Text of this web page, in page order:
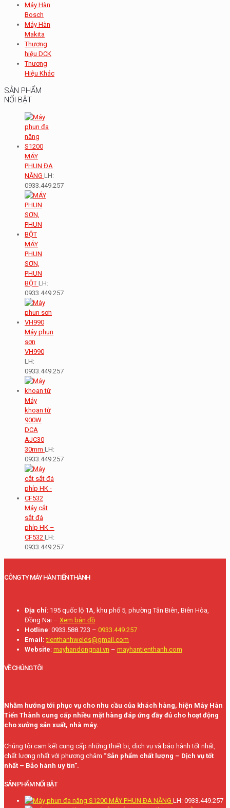
Máy Hàn
Bosch
Máy Hàn
Makita
Thương
hiệu DCK
Thương
Hiệu Khác
SẢN PHẨM
NỔI BẬT
MÁY
PHUN ĐA
NĂNG LH:
0933.449.257
MÁY
PHUN
SƠN,
PHUN
BỘT LH:
0933.449.257
Máy phun
sơn
VH990
LH:
0933.449.257
Máy
khoan từ
900W
DCA
AJC30
30mm LH:
0933.449.257
Máy cắt
sắt đá
phíp HK –
CF532 LH:
0933.449.257
CÔNG TY MÁY HÀN TIẾN THÀNH
Địa chỉ: 195 quốc lộ 1A, khu phố 5, phường Tân Biên, Biên Hòa,
Đồng Nai – Xem bản đồ
Hotline: 0933.588.723 – 0933.449.257
Email: tienthanhwelds@gmail.com
Website: mayhandongnai.vn – mayhantienthanh.com
VỀ CHÚNG TÔI
Nhằm hướng tới phục vụ cho nhu cầu của khách hàng, hiện Máy Hàn
Tiến Thành cung cấp nhiều mặt hàng đáp ứng đầy đủ cho hoạt động
cho xưởng sản xuất, nhà máy.
Chúng tôi cam kết cung cấp những thiết bị, dịch vụ và bảo hành tốt nhất,
chất lượng nhất với phương châm “Sản phẩm chất lượng – Dịch vụ tốt
nhất – Bảo hành uy tín”.
SẢN PHẨM NỔI BẬT
MÁY PHUN ĐA NĂNG LH: 0933.449.257